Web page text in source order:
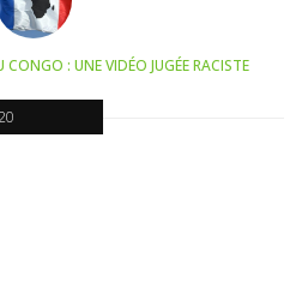
: UNE VIDÉO JUGÉE RACISTE